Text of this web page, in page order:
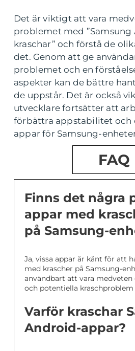
Det är viktigt att vara
problemet med
kraschar” och förstå de
det. Genom att ge
problemet och en
aspekter kan de bättre
de uppstår. Det är också
utvecklare fortsätter att
förbättra appstabilitet och
appar för Samsung-
FAQ
Finns det några
appar med
på Samsung-
Ja, vissa appar är känt för att
med krascher på Samsung-
användbart att vara medveten
och potentiella kraschproblem
Varför kraschar
Android-appar?